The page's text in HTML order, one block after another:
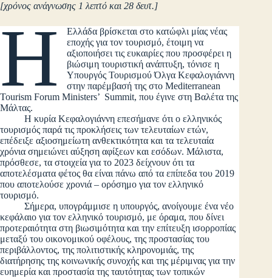
[χρόνος ανάγνωσης 1 λεπτό και 28 δευτ.]
Η
Ελλάδα βρίσκεται στο κατώφλι μίας νέας
εποχής για τον τουρισμό, έτοιμη να
αξιοποιήσει τις ευκαιρίες που προσφέρει η
βιώσιμη τουριστική ανάπτυξη, τόνισε η
Υπουργός Τουρισμού Όλγα Κεφαλογιάννη
στην παρέμβασή της στο Mediterranean
Tourism Forum Ministers’ Summit, που έγινε στη Βαλέτα της
Μάλτας.
Η κυρία Κεφαλογιάννη επεσήμανε ότι ο ελληνικός
τουρισμός παρά τις προκλήσεις των τελευταίων ετών,
επέδειξε αξιοσημείωτη ανθεκτικότητα και τα τελευταία
χρόνια σημειώνει αύξηση αφίξεων και εσόδων. Μάλιστα,
πρόσθεσε, τα στοιχεία για το 2023 δείχνουν ότι τα
αποτελέσματα φέτος θα είναι πάνω από τα επίπεδα του 2019
που αποτελούσε χρονιά – ορόσημο για τον ελληνικό
τουρισμό.
Σήμερα, υπογράμμισε η υπουργός, ανοίγουμε ένα νέο
κεφάλαιο για τον ελληνικό τουρισμό, με όραμα, που δίνει
προτεραιότητα στη βιωσιμότητα και την επίτευξη ισορροπίας
μεταξύ του οικονομικού οφέλους, της προστασίας του
περιβάλλοντος, της πολιτιστικής κληρονομιάς, της
διατήρησης της κοινωνικής συνοχής και της μέριμνας για την
ευημερία και προστασία της ταυτότητας των τοπικών